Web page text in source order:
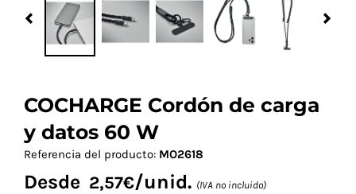
Previous
COCHARGE Cordón de carga
y datos 60 W
Referencia del producto: MO2618
Desde 2,57€/unid. (IVA no incluido)